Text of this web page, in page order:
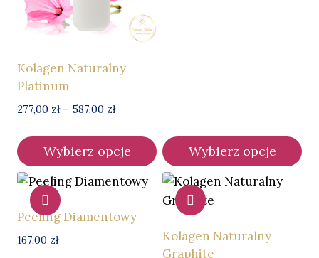
Kolagen Naturalny
Platinum
277,00 zł – 587,00 złZakres
277,00 zł
do
587,00 zł
Wybierz opcje
Ten
produkt
ma
wiele
Wybierz opcje
Ten
produkt
ma
wiele
wariantów.
Peeling Diamentowy
167,00 zł
Kolagen Naturalny
Graphite